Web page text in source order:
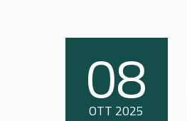
POSTED ON:
08
OTT 2025